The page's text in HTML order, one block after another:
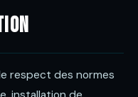
respect des normes